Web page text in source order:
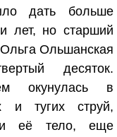
дать больше
лет, но старший
Ольшанская
десяток.
окунулась в
и тугих струй,
её тело, еще